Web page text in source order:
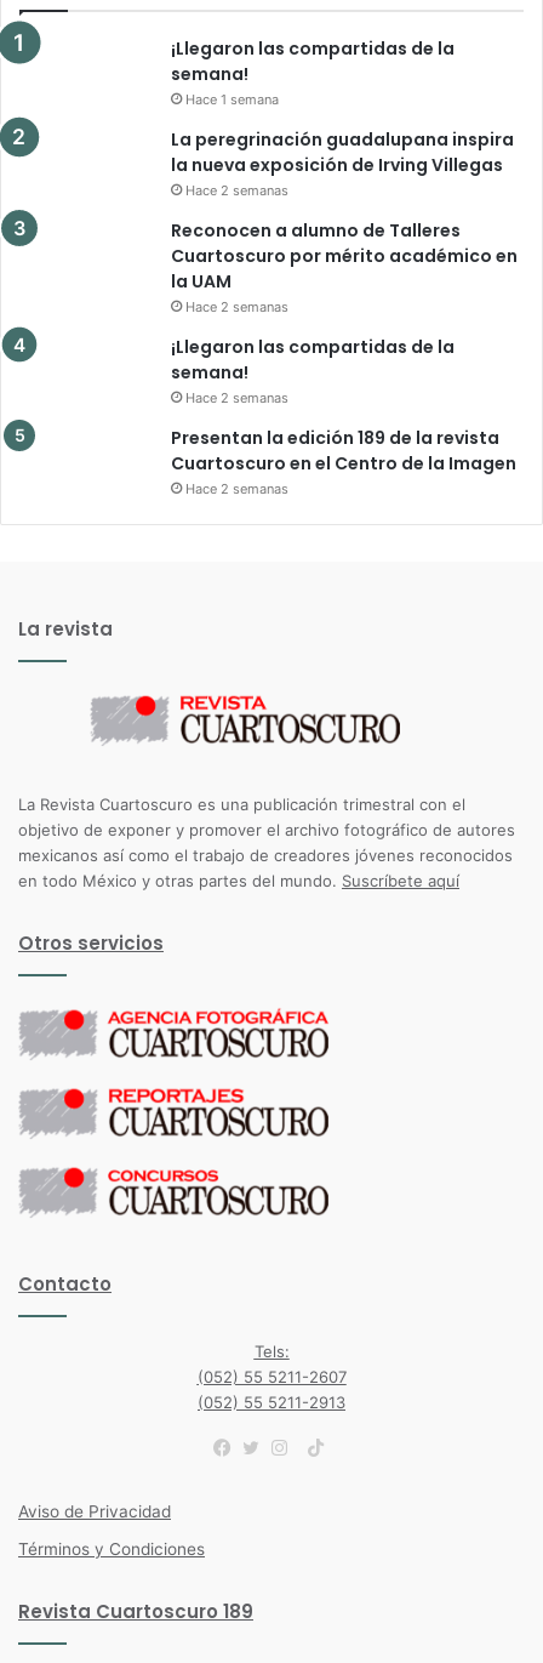
¡Llegaron las compartidas de la
semana!
Hace 1 semana
La peregrinación guadalupana inspira
la nueva exposición de Irving Villegas
Hace 2 semanas
Reconocen a alumno de Talleres
Cuartoscuro por mérito académico en
la UAM
Hace 2 semanas
¡Llegaron las compartidas de la
semana!
Hace 2 semanas
Presentan la edición 189 de la revista
Cuartoscuro en el Centro de la Imagen
Hace 2 semanas
La revista
La Revista Cuartoscuro es una publicación trimestral con el
objetivo de exponer y promover el archivo fotográfico de autores
mexicanos así como el trabajo de creadores jóvenes reconocidos
en todo México y otras partes del mundo. Suscríbete aquí
Otros servicios
Contacto
Tels:
(052) 55 5211-2607
(052) 55 5211-2913
TikTok
Aviso de Privacidad
Términos y Condiciones
Revista Cuartoscuro 189